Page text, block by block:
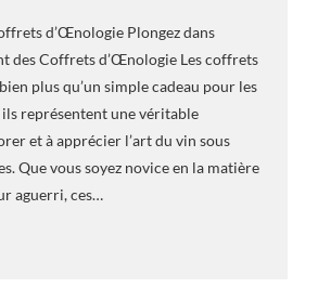
d’Œnologie Plongez dans
des Coffrets d’Œnologie Les coffrets
plus qu’un simple cadeau pour les
représentent une véritable
et à apprécier l’art du vin sous
Que vous soyez novice en la matière
aguerri, ces…